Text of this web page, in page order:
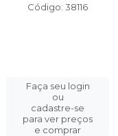
Código: 38116
Faça seu login
ou
cadastre-se
para ver preços
e comprar